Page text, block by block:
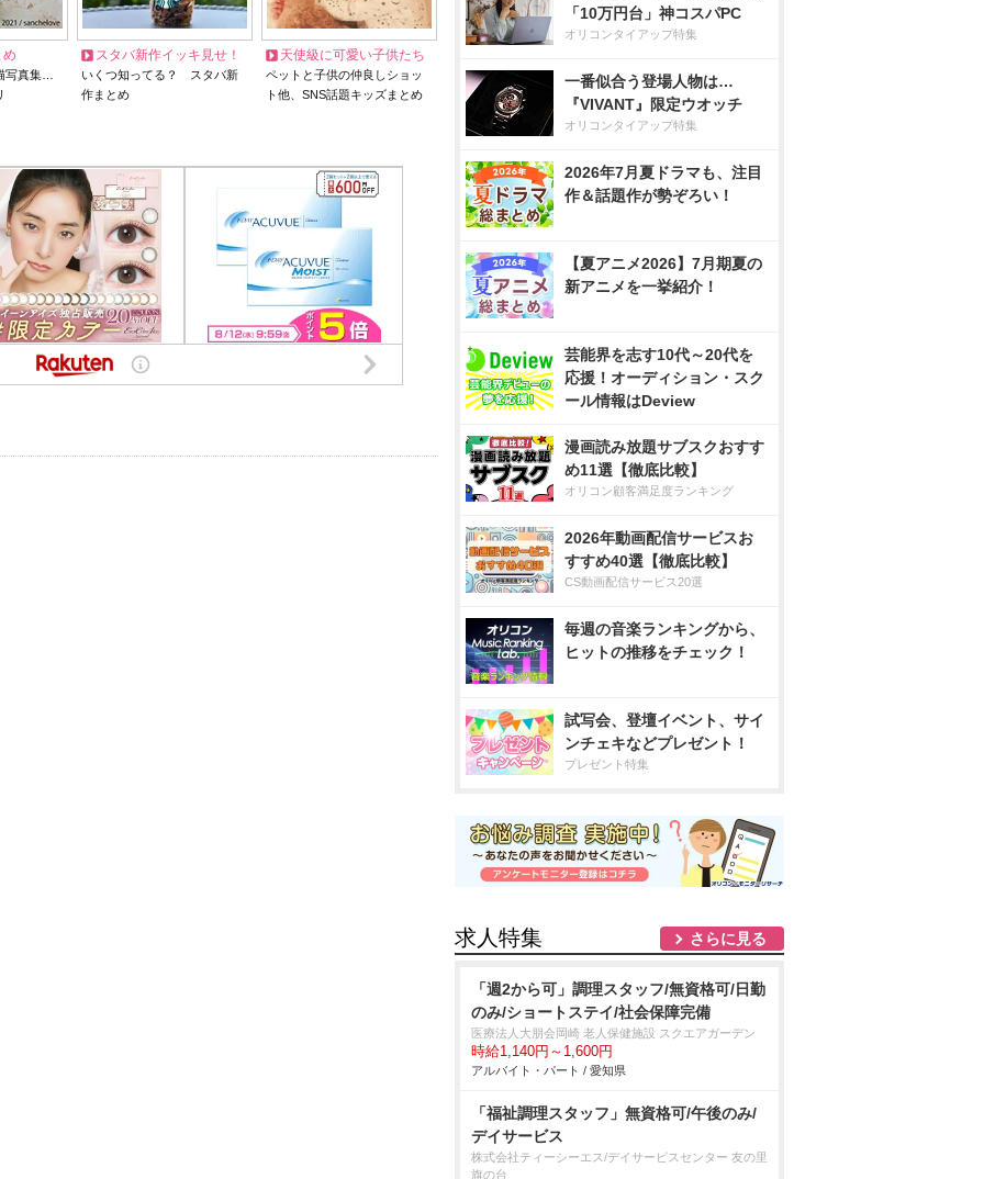
め
写真集…
スタバ新作イッキ見せ！
いくつ知ってる？ スタバ新
作まとめ
天使級に可愛い子供たち
ペットと子供の仲良しショッ
ト他、SNS話題キッズまとめ
「10万円台」神コスパPC
オリコンタイアップ特集
一番似合う登場人物は…
『VIVANT』限定ウオッチ
オリコンタイアップ特集
2026年7月夏ドラマも、注目
作＆話題作が勢ぞろい！
【夏アニメ2026】7月期夏の
新アニメを一挙紹介！
芸能界を志す10代～20代を
応援！オーディション・スク
ール情報はDeview
漫画読み放題サブスクおすす
め11選【徹底比較】
オリコン顧客満足度ランキング
2026年動画配信サービスお
すすめ40選【徹底比較】
CS動画配信サービス20選
毎週の音楽ランキングから、
ヒットの推移をチェック！
試写会、登壇イベント、サイ
ンチェキなどプレゼント！
プレゼント特集
求人特集 さらに見る
「週2から可」調理スタッフ/無資格可/日勤
のみ/ショートステイ/社会保障完備
医療法人大朋会岡崎 老人保健施設 スクエアガーデン
時給1,140円～1,600円
アルバイト・パート / 愛知県
「福祉調理スタッフ」無資格可/午後のみ/
デイサービス
株式会社ティーシーエス/デイサービスセンター 友の里
旗の台